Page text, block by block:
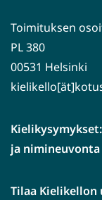
Toimituksen
PL 380
00531 Helsinki
ja nimineuvonta
Tilaa